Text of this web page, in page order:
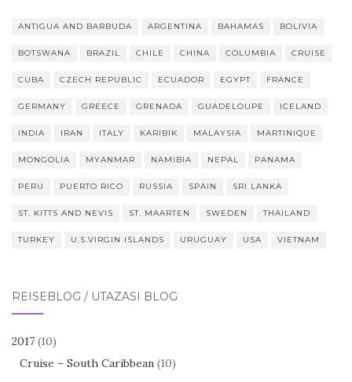
ANTIGUA AND BARBUDA ARGENTINA BAHAMAS BOLIVIA
BOTSWANA BRAZIL CHILE CHINA COLUMBIA CRUISE
CUBA CZECH REPUBLIC ECUADOR EGYPT FRANCE
GERMANY GREECE GRENADA GUADELOUPE ICELAND
INDIA IRAN ITALY KARIBIK MALAYSIA MARTINIQUE
MONGOLIA MYANMAR NAMIBIA NEPAL PANAMA
PERU PUERTO RICO RUSSIA SPAIN SRI LANKA
ST. KITTS AND NEVIS ST. MAARTEN SWEDEN THAILAND
TURKEY U.S.VIRGIN ISLANDS URUGUAY USA VIETNAM
REISEBLOG / UTAZÁSI BLOG
2017 (10)
Cruise – South Caribbean (10)